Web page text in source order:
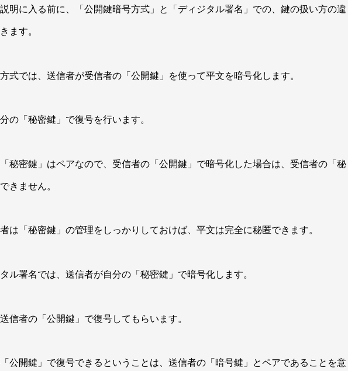
明に入る前に、「公開鍵暗号方式」と「ディジタル署名」での、鍵の扱い方の違
ます。
式では、送信者が受信者の「公開鍵」を使って平文を暗号化します。
の「秘密鍵」で復号を行います。
秘密鍵」はペアなので、受信者の「公開鍵」で暗号化した場合は、受信者の「秘
きません。
は「秘密鍵」の管理をしっかりしておけば、平文は完全に秘匿できます。
ル署名では、送信者が自分の「秘密鍵」で暗号化します。
信者の「公開鍵」で復号してもらいます。
公開鍵」で復号できるということは、送信者の「暗号鍵」とペアであることを意